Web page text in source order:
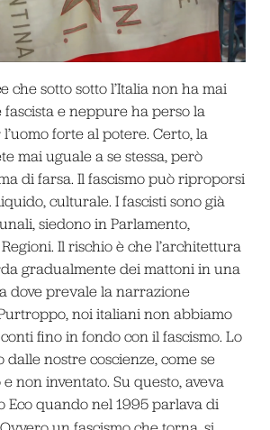
che sotto sotto l’Italia non ha mai
fascista e neppure ha perso la
forte al potere. Certo, la
mai uguale a se stessa, però
di farsa. Il fascismo può riproporsi
culturale. I fascisti sono già
siedono in Parlamento,
Il rischio è che l’architettura
gradualmente dei mattoni in una
dove prevale la narrazione
noi italiani non abbiamo
fino in fondo con il fascismo. Lo
dalle nostre coscienze, come se
e non inventato. Su questo, aveva
Eco quando nel 1995 parlava di